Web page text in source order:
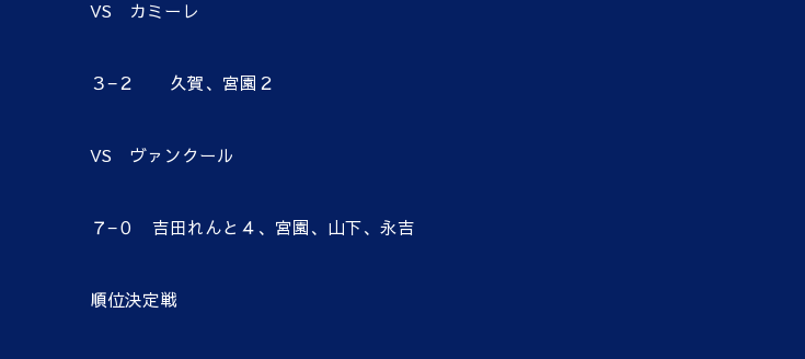
VS カミーレ
３−２ 久賀、宮園２
VS ヴァンクール
７−０ 吉田れんと４、宮園、山下、永吉
順位決定戦